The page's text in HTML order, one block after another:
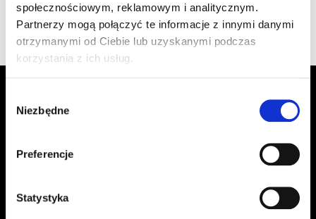
społecznościowym, reklamowym i analitycznym.
Partnerzy mogą połączyć te informacje z innymi danymi
otrzymanymi od Ciebie lub uzyskanymi podczas
korzystania z ich usług.
zgody
Niezbędne
Preferencje
Statystyka
Wyświetlono 1–4 z 4 wyników
otrzymywać informacje o aktualnych
Adres email
Zapisz się
Oświadczam, że zapoznałem się z
przetwarzania moich danych osobowych, w celu przesyłania mi informacji o